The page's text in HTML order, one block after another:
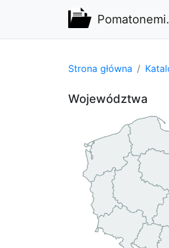
Strona główna
Województwa